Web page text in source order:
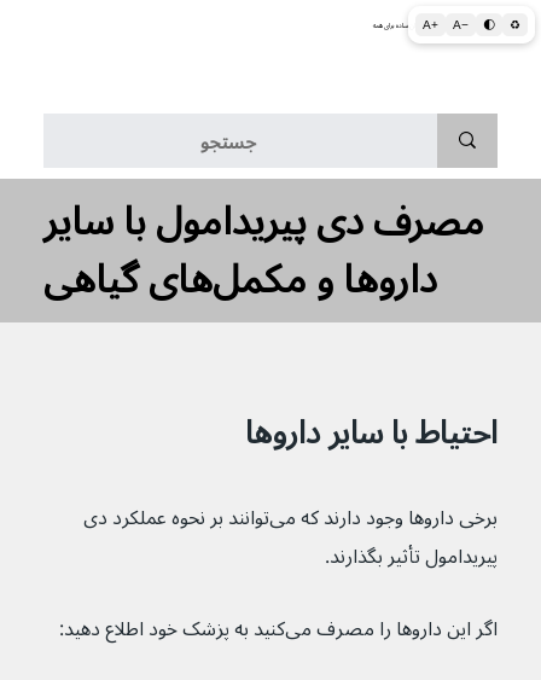
A+ A− 🌓 ♻ اطلاعات پزشکی و بهداشتی به زبان ساده برای همه
مصرف دی پیریدامول با سایر
داروها و مکمل‌های گیاهی
احتیاط با سایر داروها
برخی داروها وجود دارند که می‌توانند بر نحوه عملکرد دی
پیریدامول تأثیر بگذارند.
اگر این داروها را مصرف می‌کنید به پزشک خود اطلاع دهید: